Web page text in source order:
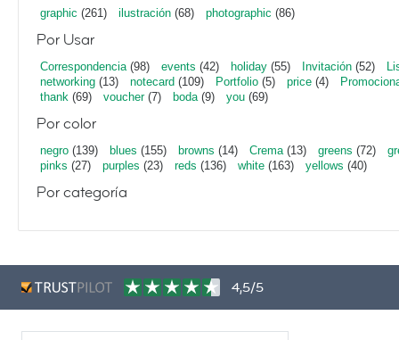
graphic (261) ilustración (68) photographic (86)
Por Usar
Correspondencia(98) events (42) holiday (55) Invitación (52)
networking (13) notecard (109) Portfolio (5) price (4)
thank (69) voucher(7) boda(9) you (69)
Por color
negro (139) blues (155) browns (14) Crema(13) greens (72)
pinks (27) purples (23) reds (136) white (163) yellows (40)
Por categoría
4,5/5